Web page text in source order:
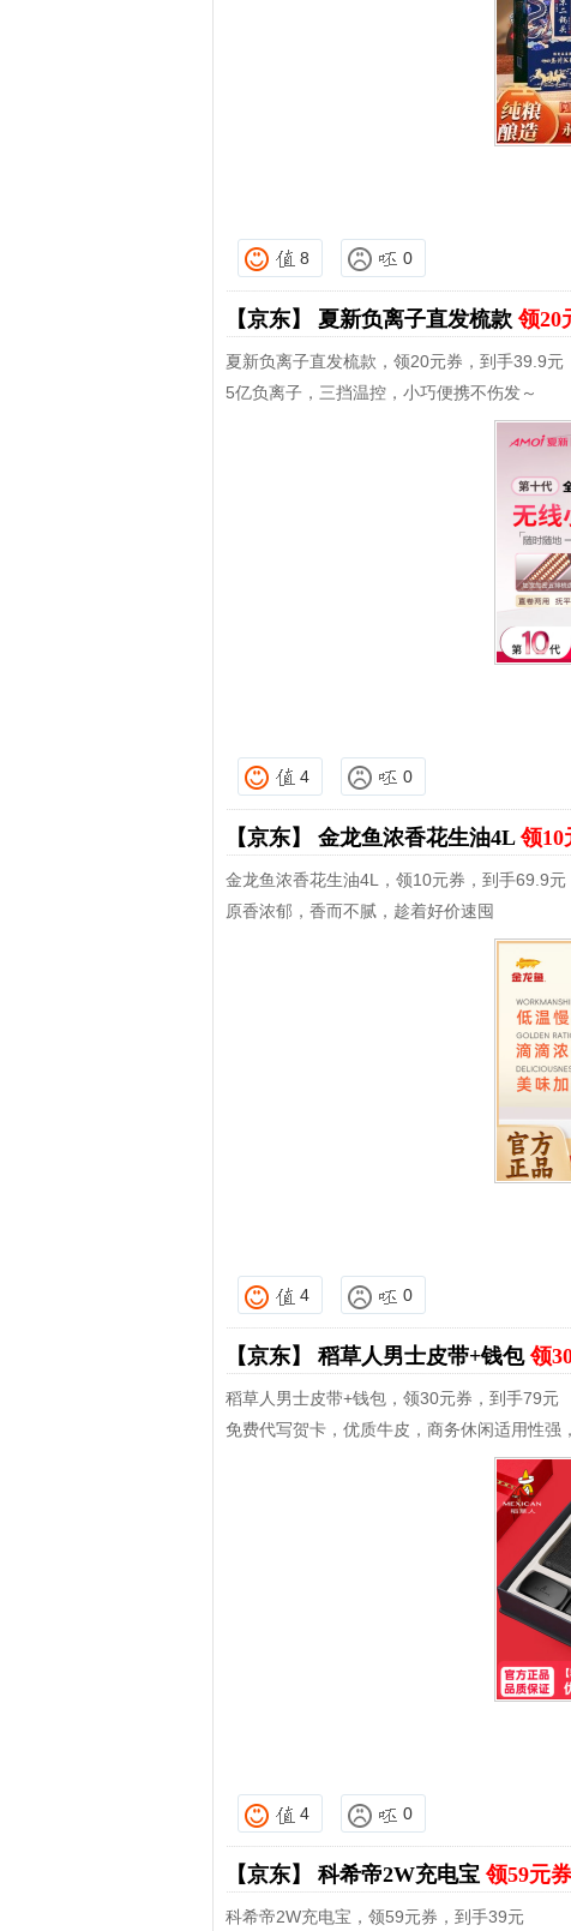
8 0
【京东】 夏新负离子直发梳款领20
夏新负离子直发梳款，领20元券，到手39.9元
5亿负离子，三挡温控，小巧便携不伤发～
4 0
【京东】 金龙鱼浓香花生油4L领10
金龙鱼浓香花生油4L，领10元券，到手69.9元
原香浓郁，香而不腻，趁着好价速囤
4 0
【京东】 稻草人男士皮带+钱包领
稻草人男士皮带+钱包，领30元券，到手79元
免费代写贺卡，优质牛皮，商务休闲适用性强
4 0
【京东】 科希帝2W充电宝领59元
科希帝2W充电宝，领59元券，到手39元